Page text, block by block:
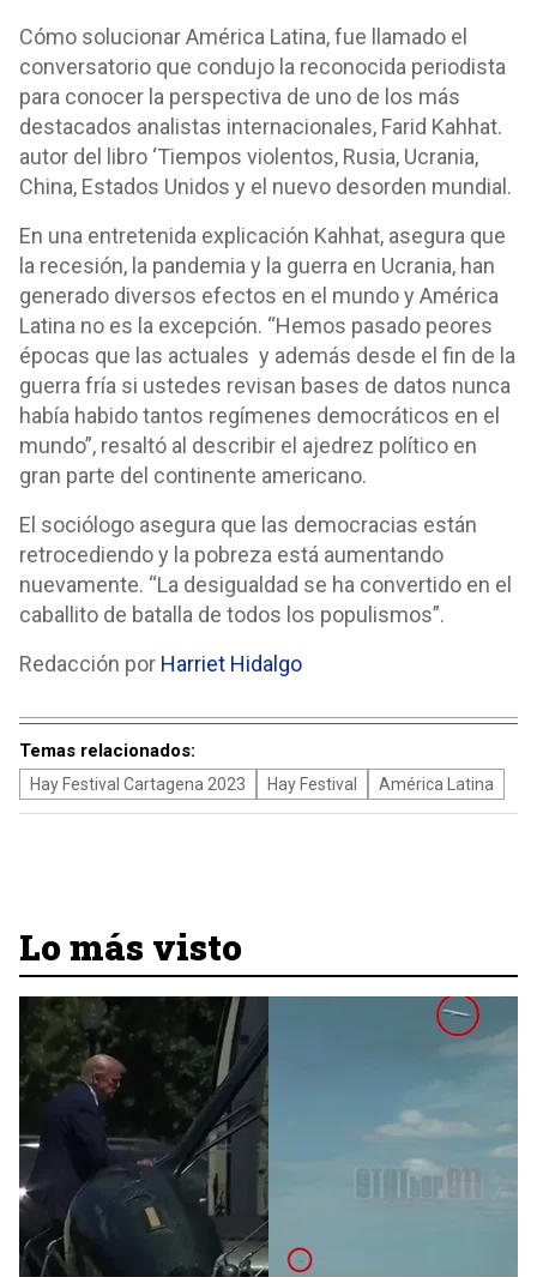
Cómo solucionar América Latina, fue llamado el
conversatorio que condujo la reconocida periodista
para conocer la perspectiva de uno de los más
destacados analistas internacionales, Farid Kahhat.
autor del libro ‘Tiempos violentos, Rusia, Ucrania,
China, Estados Unidos y el nuevo desorden mundial.
En una entretenida explicación Kahhat, asegura que
la recesión, la pandemia y la guerra en Ucrania, han
generado diversos efectos en el mundo y América
Latina no es la excepción. “Hemos pasado peores
épocas que las actuales y además desde el fin de la
guerra fría si ustedes revisan bases de datos nunca
había habido tantos regímenes democráticos en el
mundo”, resaltó al describir el ajedrez político en
gran parte del continente americano.
El sociólogo asegura que las democracias están
retrocediendo y la pobreza está aumentando
nuevamente. “La desigualdad se ha convertido en el
caballito de batalla de todos los populismos”.
Redacción por Harriet Hidalgo
Temas relacionados:
Hay Festival Cartagena 2023 Hay Festival América Latina
Lo más visto